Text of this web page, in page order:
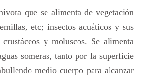
que se alimenta de vegetación
etc; insectos acuáticos y sus
y moluscos. Se alimenta
someras, tanto por la superficie
medio cuerpo para alcanzar